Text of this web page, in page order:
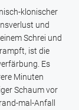
klonischer
und
Schrei und
ist die
Es
Minuten
Schaum vor
mal-Anfall